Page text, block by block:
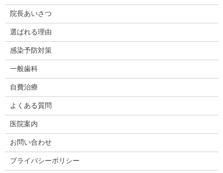
院長あいさつ
選ばれる理由
感染予防対策
一般歯科
自費治療
よくある質問
医院案内
お問い合わせ
プライバシーポリシー